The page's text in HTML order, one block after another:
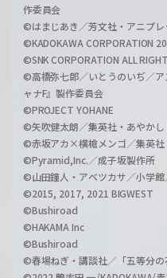
作委員会
©はまじあき／芳文社・アニプレ
©KADOKAWA CORPORATION
©SNK CORPORATION ALL
©高橋弥七郎／いとうのいぢ／
ャナF』製作委員会
©PROJECT YOHANE
©矢吹健太朗／集英社・あやか
©赤坂アカ×横槍メンゴ／集英社
©Pyramid,Inc.／成子坂製作所
©山田鐘人・アベツカサ／小学
©2015, 2017, 2021 BIGWEST
©Bushiroad
©HAKAMA Inc
©Bushiroad
©春場ねぎ・講談社／「五等分